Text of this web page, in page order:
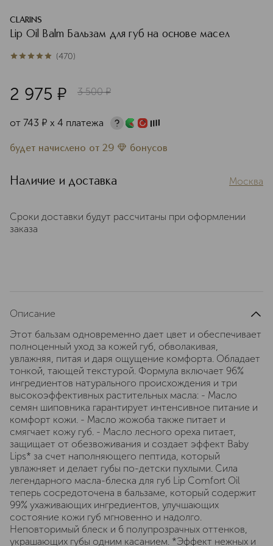
CLARINS
Lip Oil Balm Бальзам для губ на основе масел
4.9из 5470 (470)
2 975 ¤ 3 500 ¤
от 743 ¤ х 4 платежа
будет начислено от 29 бонусов
Наличие и доставка Москва
Сроки доставки будут рассчитаны при оформлении
заказа
Описание
Этот бальзам одновременно дает цвет и обеспечивает
полноценный уход за кожей губ, обволакивая,
увлажняя, питая и даря ощущение комфорта. Обладает
тонкой, тающей текстурой. Формула включает 96%
ингредиентов натурального происхождения и три
высокоэффективных растительных масла: - Масло
семян шиповника гарантирует интенсивное питание и
комфорт кожи. - Масло жожоба также питает и
смягчает кожу губ. - Масло лесного ореха питает,
защищает от обезвоживания и создает эффект Baby
Lips* за счет наполняющего пептида, который
увлажняет и делает губы по-детски пухлыми. Сила
легендарного масла-блеска для губ Lip Comfort Oil
теперь сосредоточена в бальзаме, который содержит
99% ухаживающих ингредиентов, улучшающих
состояние кожи губ мгновенно и надолго.
Неповторимый блеск и 6 полупрозрачных оттенков,
украшающих губы одним касанием. *Эффект нежных и